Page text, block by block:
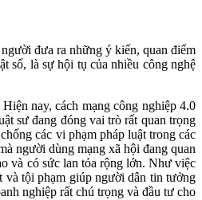
đưa ra những ý kiến, quan điểm
số, là sự hội tụ của nhiều công nghệ
nay, cách mạng công nghiệp 4.0
sư đang đóng vai trò rất quan trọng
các vi phạm pháp luật trong các
người dùng mạng xã hội đang quan
và có sức lan tỏa rộng lớn. Như việc
và tội phạm giúp người dân tin tưởng
nghiệp rất chú trọng và đầu tư cho